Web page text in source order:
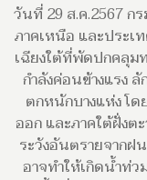
วันที่ 29 ส.ค.2567 ก
ภาคเหนือ และประ
เฉียงใต้ที่พัดปกคลุม
กำลังค่อนข้างแรง
ตกหนักบางแห่ง โ
ออก และภาคใต้ฝั่ง
ระวังอันตรายจาก
อาจทำให้เกิดน้ำท่